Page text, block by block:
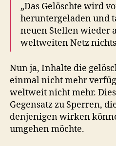
„Das Gelöschte wird
heruntergeladen und
neuen Stellen wieder
weltweiten Netz
Nun ja, Inhalte die
einmal nicht mehr
weltweit nicht mehr.
Gegensatz zu Sperren,
denjenigen wirken
umgehen möchte.